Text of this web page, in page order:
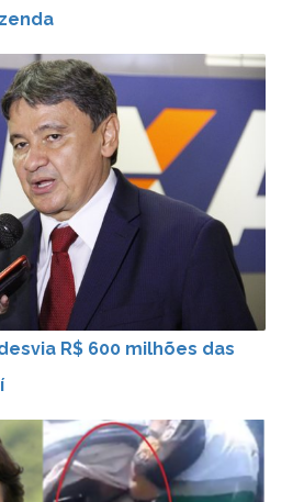
R$ 600 milhões das